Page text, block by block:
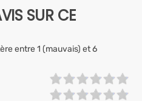
SUR CE
entre 1 (mauvais) et 6